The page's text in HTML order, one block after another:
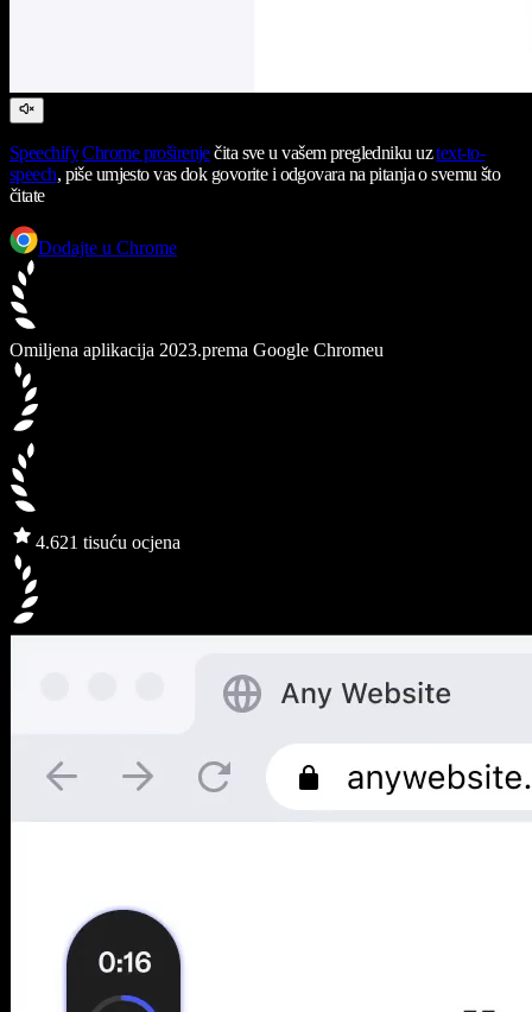
Speechify Chrome proširenječita sve u vašem pregledniku uztext-to-
speech, piše umjesto vas dok govorite i odgovara na pitanja o svemu što
čitate
Dodajte u Chrome
Omiljena aplikacija 2023.prema Google Chromeu
4.621 tisuću ocjena